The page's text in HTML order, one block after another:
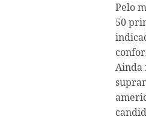
Pelo
50
Ainda